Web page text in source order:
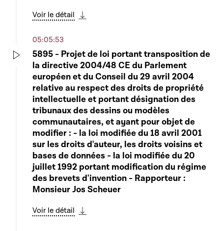
Voir le détail
05:05:53
5895 - Projet de loi portant transposition de
la directive 2004/48 CE du Parlement
européen et du Conseil du 29 avril 2004
relative au respect des droits de propriété
intellectuelle et portant désignation des
tribunaux des dessins ou modèles
communautaires, et ayant pour objet de
modifier : - la loi modifiée du 18 avril 2001
sur les droits d'auteur, les droits voisins et
bases de données - la loi modifiée du 20
juillet 1992 portant modification du régime
des brevets d'invention - Rapporteur :
Monsieur Jos Scheuer
Voir le détail